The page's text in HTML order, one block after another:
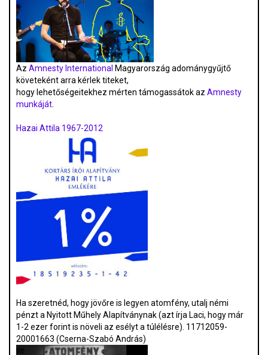
Az Amnesty International Magyarország adománygyűjtő
követeként arra kérlek titeket,
hogy lehetőségeitekhez mérten támogassátok az Amnesty
munkáját.
Hazai Attila 1967-2012
Ha szeretnéd, hogy jövőre is legyen atomfény, utalj némi
pénzt a Nyitott Műhely Alapítványnak (azt írja Laci, hogy már
1-2 ezer forint is növeli az esélyt a túlélésre). 11712059-
20001663 (Cserna-Szabó András)